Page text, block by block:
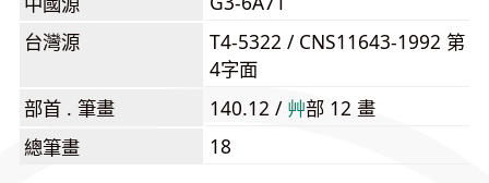
台灣源
T4-5322 / CNS11643-1992 第
4字面
部首 . 筆畫
140.12 / ⾋部 12 畫
總筆畫
18